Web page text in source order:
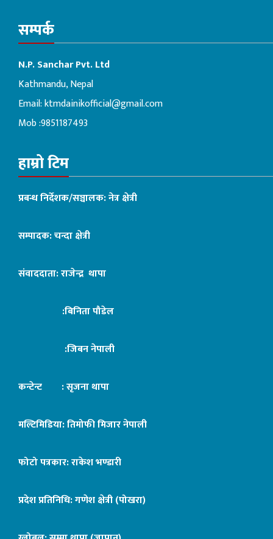
सम्पर्क
N.P. Sanchar Pvt. Ltd
Kathmandu, Nepal
Email:ktmdainikofficial@gmail.com
Mob :9851187493
हाम्रो टिम
प्रबन्ध निर्देशक/सञ्चालक: नेत्र क्षेत्री
सम्पादक: चन्दा क्षेत्री
संवाददाता: राजेन्द्र थापा
:बिनिता पौडेल
:जिबन नेपाली
कन्टेन्ट : सृजना थापा
मल्टिमिडिया: तिमोफी मिजार नेपाली
फोटो पत्रकार: राकेश भण्डारी
प्रदेश प्रतिनिधि: गणेश क्षेत्री (पोखरा)